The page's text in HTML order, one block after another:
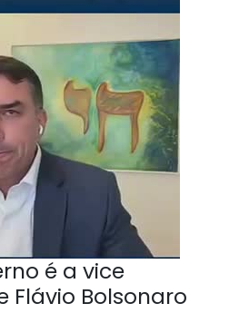
é a vice
Flávio Bolsonaro